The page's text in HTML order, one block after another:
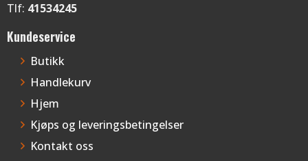
Tlf: 41534245
Kundeservice
Butikk
Handlekurv
Hjem
Kjøps og leveringsbetingelser
Kontakt oss